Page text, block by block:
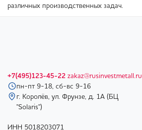
различных производственных задач.
+7(495)123-45-22 zakaz@rusinvestmetall.ru
пн-пт 9-18, сб-вс 9-16
г. Королёв, ул. Фрунзе, д. 1А (БЦ
"Solaris")
ИНН 5018203071